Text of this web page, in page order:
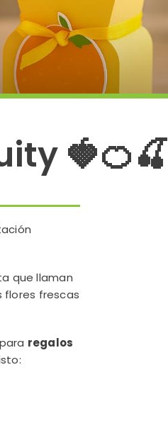
🍓🍊🍒
que llaman
flores frescas
regalos